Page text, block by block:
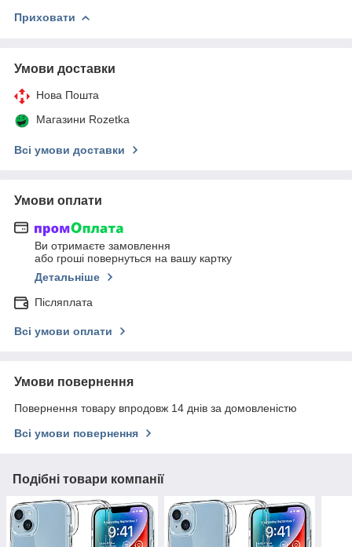
Приховати
Умови доставки
Нова Пошта
Магазини Rozetka
Всі умови доставки
Умови оплати
Ви отримаєте замовлення
або гроші повернуться на вашу картку
Детальніше
Післяплата
Всі умови оплати
Умови повернення
Повернення товару впродовж 14 днів за домовленістю
Всі умови повернення
Подібні товари компанії